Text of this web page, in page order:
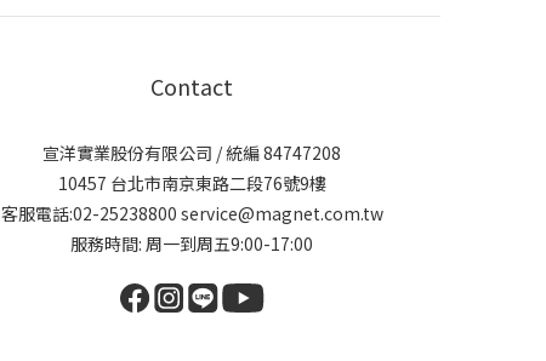
Contact
宣洋實業股份有限公司 / 統編 84747208
10457 台北市南京東路二段76號9樓
客服電話:02-25238800 service@magnet.com.tw
服務時間: 周一到周五9:00-17:00